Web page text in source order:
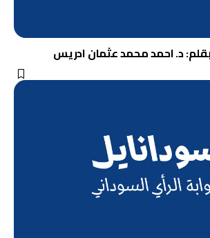
بقلم: د. احمد محمد عثمان ادريس